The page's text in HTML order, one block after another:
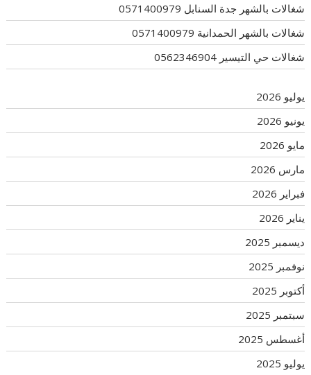
شغالات بالشهر جدة السنابل 0571400979
شغالات بالشهر الحمدانية 0571400979
شغالات حي التيسير 0562346904
يوليو 2026
يونيو 2026
مايو 2026
مارس 2026
فبراير 2026
يناير 2026
ديسمبر 2025
نوفمبر 2025
أكتوبر 2025
سبتمبر 2025
أغسطس 2025
يوليو 2025